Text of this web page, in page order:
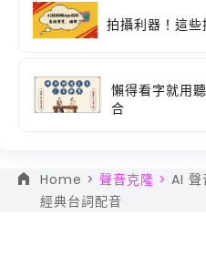
拍攝利器！這
懶得看字就用
合
Home > 聲音克隆 > AI 聲
經典台詞配音